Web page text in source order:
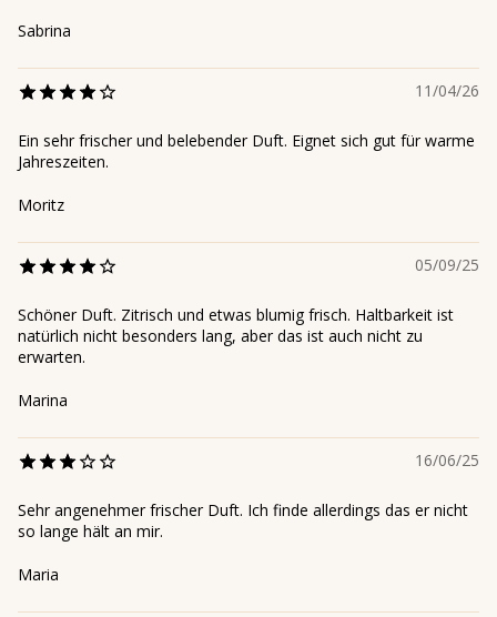
Sabrina
11/04/26
Ein sehr frischer und belebender Duft. Eignet sich gut für warme
Jahreszeiten.
Moritz
05/09/25
Schöner Duft. Zitrisch und etwas blumig frisch. Haltbarkeit ist
natürlich nicht besonders lang, aber das ist auch nicht zu
erwarten.
Marina
16/06/25
Sehr angenehmer frischer Duft. Ich finde allerdings das er nicht
so lange hält an mir.
Maria